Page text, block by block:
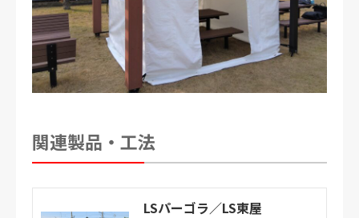
関連製品・工法
LSパーゴラ／LS東屋